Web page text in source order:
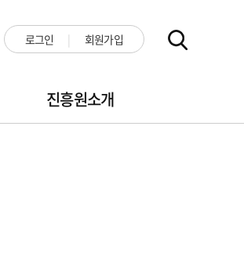
로그인 회원가입
진흥원소개